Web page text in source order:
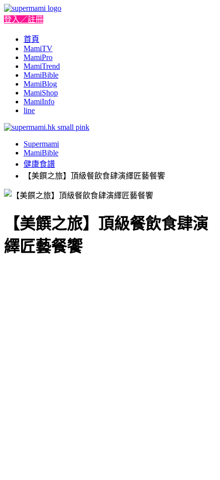
登入／註冊
首頁
MamiTV
MamiPro
MamiTrend
MamiBible
MamiBlog
MamiShop
MamiInfo
line
Supermami
MamiBible
健康食譜
【美饌之旅】頂級餐飲食肆演繹匠藝餐饗
【美饌之旅】頂級餐飲食肆演
繹匠藝餐饗